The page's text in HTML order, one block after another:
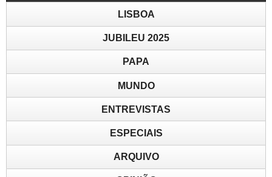
LISBOA
JUBILEU 2025
PAPA
MUNDO
ENTREVISTAS
ESPECIAIS
ARQUIVO